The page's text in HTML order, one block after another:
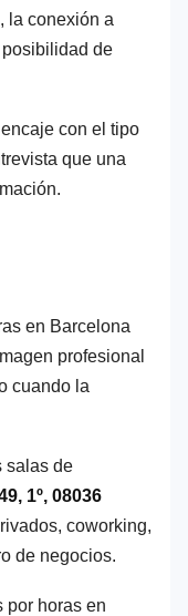
la conexión a
de
con el tipo
que una
en Barcelona
profesional
cuando la
salas de
1º, 08036
coworking,
de negocios.
por horas en